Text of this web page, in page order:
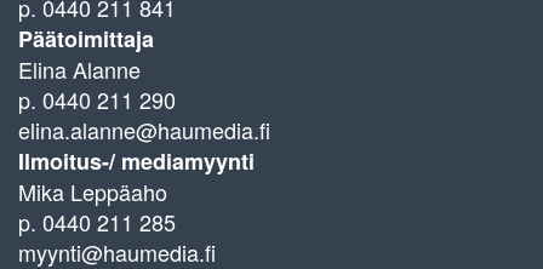
p. 0440 211 841
Päätoimittaja
Elina Alanne
p. 0440 211 290
elina.alanne@haumedia.fi
Ilmoitus-/ mediamyynti
Mika Leppäaho
p. 0440 211 285
myynti@haumedia.fi